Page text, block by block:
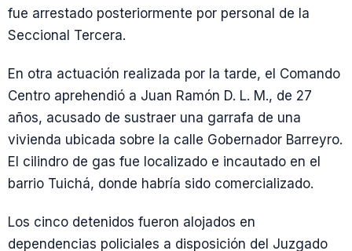
fue arrestado posteriormente por personal de la
Seccional Tercera.
En otra actuación realizada por la tarde, el Comando
Centro aprehendió a Juan Ramón D. L. M., de 27
años, acusado de sustraer una garrafa de una
vivienda ubicada sobre la calle Gobernador Barreyro.
El cilindro de gas fue localizado e incautado en el
barrio Tuichá, donde habría sido comercializado.
Los cinco detenidos fueron alojados en
dependencias policiales a disposición del Juzgado